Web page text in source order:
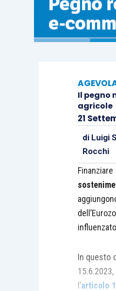
Il pegno
agricole
21
di Luigi
Rocchi
In questo
l’articolo